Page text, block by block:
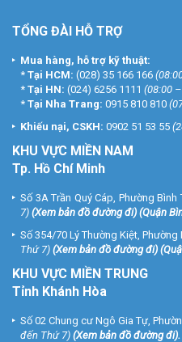
TỔNG ĐÀI HỖ TRỢ
Mua hàng, hỗ trợ kỹ thuật:
* Tại HCM: (028) 35 166 166
* Tại HN: (024) 6256 1111 (08:00
* Tại Nha Trang: 0915 810 810
Khiếu nại, CSKH: 0902 51 53 55
KHU VỰC MIỀN NAM
Tp. Hồ Chí Minh
Số 3A Trần Quý Cáp, Phường Bình
7) (Xem bản đồ đường đi) (Quận
Số 354/70 Lý Thường Kiệt, Phường
Thứ 7) (Xem bản đồ đường đi)
KHU VỰC MIỀN TRUNG
Tỉnh Khánh Hòa
Số 02 Chung cư Ngô Gia Tự,
đến Thứ 7) (Xem bản đồ đường đi).